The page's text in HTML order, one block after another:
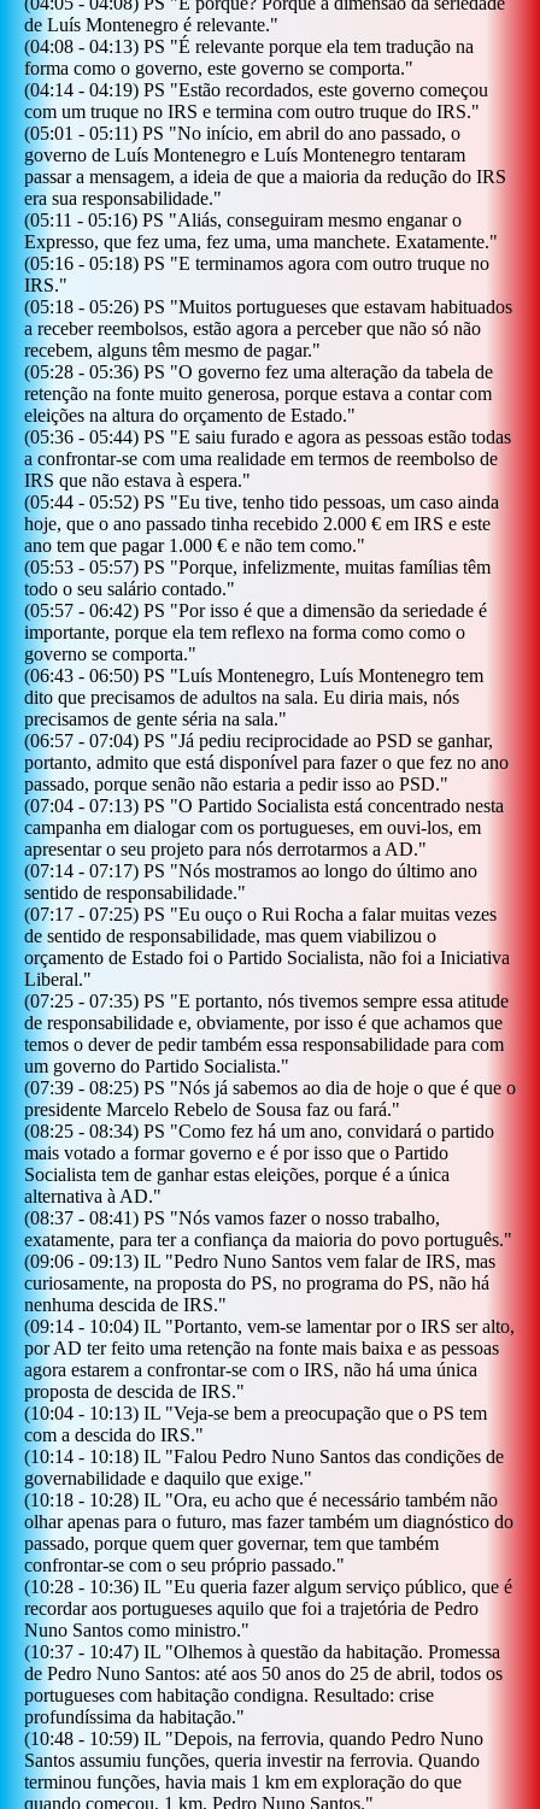
de Luís Montenegro é relevante."
(04:08 - 04:13) PS "É relevante porque ela tem tradução na
forma como o governo, este governo se comporta."
(04:14 - 04:19) PS "Estão recordados, este governo começou
com um truque no IRS e termina com outro truque do IRS."
(05:01 - 05:11) PS "No início, em abril do ano passado, o
governo de Luís Montenegro e Luís Montenegro tentaram
passar a mensagem, a ideia de que a maioria da redução do IRS
era sua responsabilidade."
(05:11 - 05:16) PS "Aliás, conseguiram mesmo enganar o
Expresso, que fez uma, fez uma, uma manchete. Exatamente."
(05:16 - 05:18) PS "E terminamos agora com outro truque no
IRS."
(05:18 - 05:26) PS "Muitos portugueses que estavam habituados
a receber reembolsos, estão agora a perceber que não só não
recebem, alguns têm mesmo de pagar."
(05:28 - 05:36) PS "O governo fez uma alteração da tabela de
retenção na fonte muito generosa, porque estava a contar com
eleições na altura do orçamento de Estado."
(05:36 - 05:44) PS "E saiu furado e agora as pessoas estão todas
a confrontar-se com uma realidade em termos de reembolso de
IRS que não estava à espera."
(05:44 - 05:52) PS "Eu tive, tenho tido pessoas, um caso ainda
hoje, que o ano passado tinha recebido 2.000 € em IRS e este
ano tem que pagar 1.000 € e não tem como."
(05:53 - 05:57) PS "Porque, infelizmente, muitas famílias têm
todo o seu salário contado."
(05:57 - 06:42) PS "Por isso é que a dimensão da seriedade é
importante, porque ela tem reflexo na forma como como o
governo se comporta."
(06:43 - 06:50) PS "Luís Montenegro, Luís Montenegro tem
dito que precisamos de adultos na sala. Eu diria mais, nós
precisamos de gente séria na sala."
(06:57 - 07:04) PS "Já pediu reciprocidade ao PSD se ganhar,
portanto, admito que está disponível para fazer o que fez no ano
passado, porque senão não estaria a pedir isso ao PSD."
(07:04 - 07:13) PS "O Partido Socialista está concentrado nesta
campanha em dialogar com os portugueses, em ouvi-los, em
apresentar o seu projeto para nós derrotarmos a AD."
(07:14 - 07:17) PS "Nós mostramos ao longo do último ano
sentido de responsabilidade."
(07:17 - 07:25) PS "Eu ouço o Rui Rocha a falar muitas vezes
de sentido de responsabilidade, mas quem viabilizou o
orçamento de Estado foi o Partido Socialista, não foi a Iniciativa
Liberal."
(07:25 - 07:35) PS "E portanto, nós tivemos sempre essa atitude
de responsabilidade e, obviamente, por isso é que achamos que
temos o dever de pedir também essa responsabilidade para com
um governo do Partido Socialista."
(07:39 - 08:25) PS "Nós já sabemos ao dia de hoje o que é que o
presidente Marcelo Rebelo de Sousa faz ou fará."
(08:25 - 08:34) PS "Como fez há um ano, convidará o partido
mais votado a formar governo e é por isso que o Partido
Socialista tem de ganhar estas eleições, porque é a única
alternativa à AD."
(08:37 - 08:41) PS "Nós vamos fazer o nosso trabalho,
exatamente, para ter a confiança da maioria do povo português."
(09:06 - 09:13) IL "Pedro Nuno Santos vem falar de IRS, mas
curiosamente, na proposta do PS, no programa do PS, não há
nenhuma descida de IRS."
(09:14 - 10:04) IL "Portanto, vem-se lamentar por o IRS ser alto,
por AD ter feito uma retenção na fonte mais baixa e as pessoas
agora estarem a confrontar-se com o IRS, não há uma única
proposta de descida de IRS."
(10:04 - 10:13) IL "Veja-se bem a preocupação que o PS tem
com a descida do IRS."
(10:14 - 10:18) IL "Falou Pedro Nuno Santos das condições de
governabilidade e daquilo que exige."
(10:18 - 10:28) IL "Ora, eu acho que é necessário também não
olhar apenas para o futuro, mas fazer também um diagnóstico do
passado, porque quem quer governar, tem que também
confrontar-se com o seu próprio passado."
(10:28 - 10:36) IL "Eu queria fazer algum serviço público, que é
recordar aos portugueses aquilo que foi a trajetória de Pedro
Nuno Santos como ministro."
(10:37 - 10:47) IL "Olhemos à questão da habitação. Promessa
de Pedro Nuno Santos: até aos 50 anos do 25 de abril, todos os
portugueses com habitação condigna. Resultado: crise
profundíssima da habitação."
(10:48 - 10:59) IL "Depois, na ferrovia, quando Pedro Nuno
Santos assumiu funções, queria investir na ferrovia. Quando
terminou funções, havia mais 1 km em exploração do que
quando começou. 1 km, Pedro Nuno Santos."